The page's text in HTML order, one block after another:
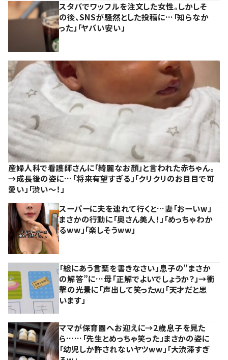
スタバでワッフルを注文した女性。しかしそ
の後、SNSが騒然とした投稿に…「知らなか
った」「ヤバい安い」
産婦人科で看護師さんに「綺麗なお顔」と言われた赤ちゃん。
→成長後の姿に…「将来有望すぎる」「クリクリのお目目で可
愛い」「渋い～！」
スーパーに夫を連れて行くと…妻「おーいw」
まさかの行動に「奥さん美人！」「めっちゃわか
るww」「楽しそうww」
「絵にあう言葉を書きなさい」息子の”まさか
の解答”に…母「正解でよいでしょうか？」→衝
撃の光景に「声出して笑ったｗ」「天才だと思
います」
ママが保育園へお迎えに→2歳息子を見た
ら……「先生とめっちゃ笑った」まさかの姿に
「幼児しか許されないヤツww」「大渋滞すぎ